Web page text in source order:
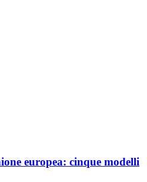
europea: cinque modelli